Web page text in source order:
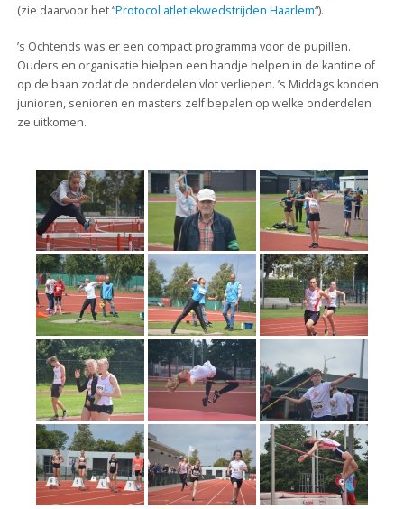
(zie daarvoor het “Protocol atletiekwedstrijden Haarlem“).
’s Ochtends was er een compact programma voor de pupillen.
Ouders en organisatie hielpen een handje helpen in de kantine of
op de baan zodat de onderdelen vlot verliepen. ’s Middags konden
junioren, senioren en masters zelf bepalen op welke onderdelen
ze uitkomen.